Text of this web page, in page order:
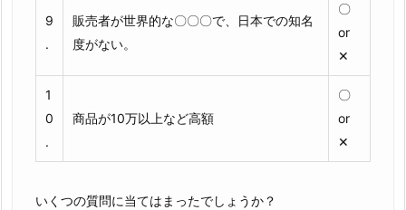
9
.
販売者が世界的な〇〇〇で、日本での知名
度がない。
〇
or
✕
1
0
.
商品が10万以上など高額
〇
or
✕
いくつの質問に当てはまったでしょうか？